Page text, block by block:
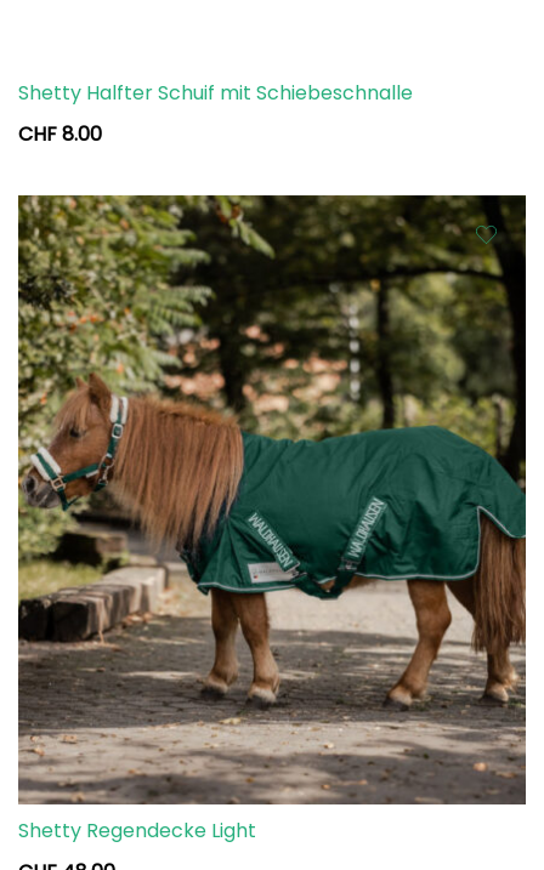
Shetty Halfter Schuif mit Schiebeschnalle
CHF8.00
Shetty Regendecke Light